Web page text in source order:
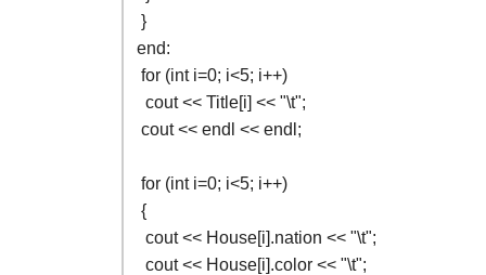
}
end:
for (int i=0; i<5; i++)
cout << Title[i] << "\t";
cout << endl << endl;
for (int i=0; i<5; i++)
{
cout << House[i].nation << "\t";
cout << House[i].color << "\t";